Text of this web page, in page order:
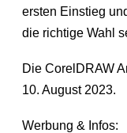
ersten Einstieg
die richtige Wahl
Die CorelDRAW
10. August 2023.
Werbung & Infos: